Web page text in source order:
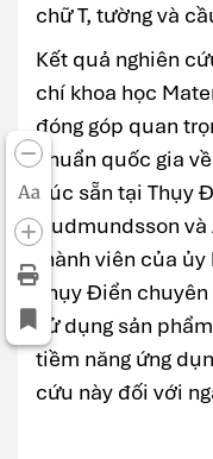
Aa
chữ T, tường và
Kết quả nghiên
chí khoa học
đóng góp quan
chuẩn quốc gia
đúc sẵn tại Thụy
Gudmundsson
thành viên của
Thụy Điển
sử dụng sản
tiềm năng ứng
cứu này đối với